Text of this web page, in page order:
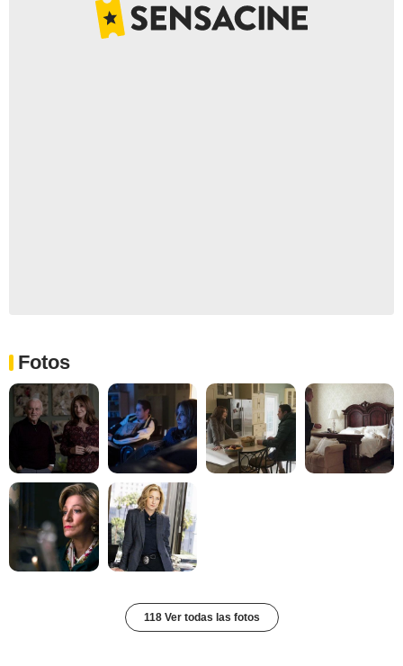
Fotos
118 Ver todas las fotos